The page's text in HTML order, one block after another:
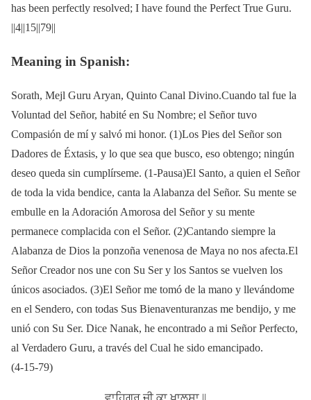
has been perfectly resolved; I have found the Perfect True Guru.
||4||15||79||
Meaning in Spanish:
Sorath, Mejl Guru Aryan, Quinto Canal Divino.Cuando tal fue la
Voluntad del Señor, habité en Su Nombre; el Señor tuvo
Compasión de mí y salvó mi honor. (1)Los Pies del Señor son
Dadores de Éxtasis, y lo que sea que busco, eso obtengo; ningún
deseo queda sin cumplírseme. (1‑Pausa)El Santo, a quien el Señor
de toda la vida bendice, canta la Alabanza del Señor. Su mente se
embulle en la Adoración Amorosa del Señor y su mente
permanece complacida con el Señor. (2)Cantando siempre la
Alabanza de Dios la ponzoña venenosa de Maya no nos afecta.El
Señor Creador nos une con Su Ser y los Santos se vuelven los
únicos asociados. (3)El Señor me tomó de la mano y llevándome
en el Sendero, con todas Sus Bienaventuranzas me bendijo, y me
unió con Su Ser. Dice Nanak, he encontrado a mi Señor Perfecto,
al Verdadero Guru, a través del Cual he sido emancipado.
(4‑15‑79)
ਵਾਹਿਗੁਰੂ ਜੀ ਕਾ ਖਾਲਸਾ ||